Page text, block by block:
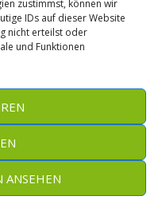
zustimmst, können wir
IDs auf dieser Website
nicht erteilst oder
und Funktionen
ANSEHEN
→